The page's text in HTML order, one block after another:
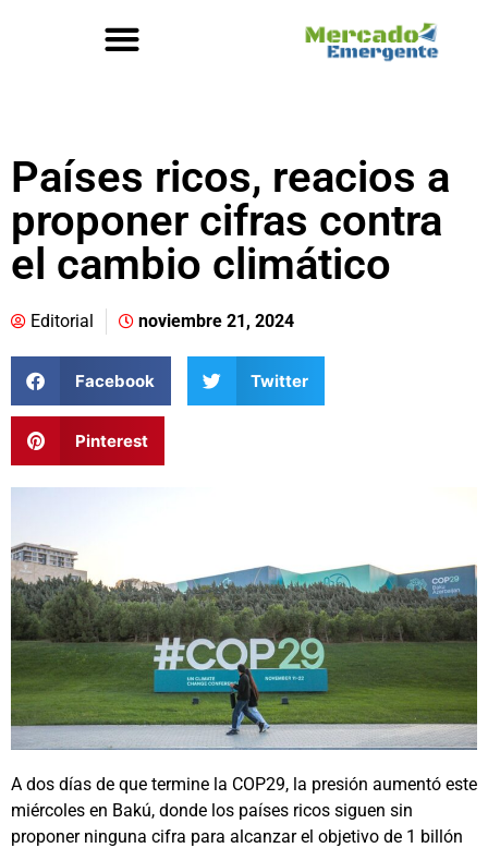
Países ricos, reacios a
proponer cifras contra
el cambio climático
Editorial noviembre 21, 2024
Facebook Twitter
Pinterest
A dos días de que termine la COP29, la presión aumentó este
miércoles en Bakú, donde los países ricos siguen sin
proponer ninguna cifra para alcanzar el objetivo de 1 billón